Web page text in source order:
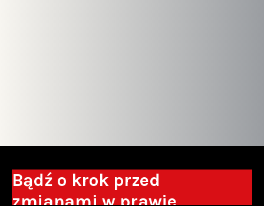
Bądź o krok przed
zmianami w prawie